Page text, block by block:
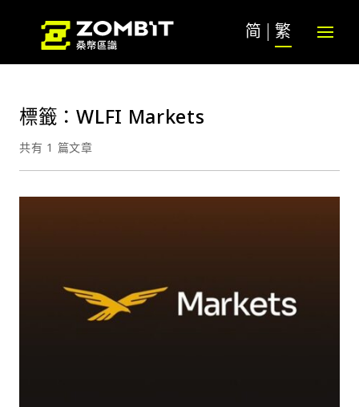
简 繁
標籤：WLFI Markets
共有 1 篇文章